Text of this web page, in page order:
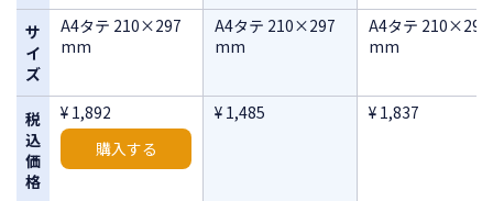
サ
イ
ズ
税
込
価
格
A4タテ 210×297
mm
¥ 1,892
購入する
A4タテ 210×297
mm
¥ 1,485
A4タテ 210×297
mm
¥ 1,837